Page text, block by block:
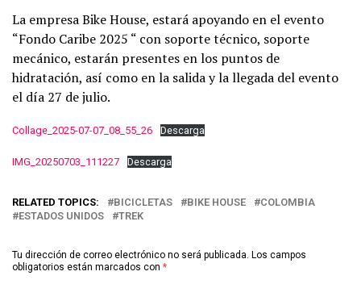
La empresa Bike House, estará apoyando en el evento
“Fondo Caribe 2025 “ con soporte técnico, soporte
mecánico, estarán presentes en los puntos de
hidratación, así como en la salida y la llegada del evento
el día 27 de julio.
Collage_2025-07-07_08_55_26 Descarga
IMG_20250703_111227 Descarga
RELATED TOPICS: BICICLETAS BIKE HOUSE
COLOMBIA
ESTADOS UNIDOS
TREK
Tu dirección de correo electrónico no será publicada. Los campos
obligatorios están marcados con *